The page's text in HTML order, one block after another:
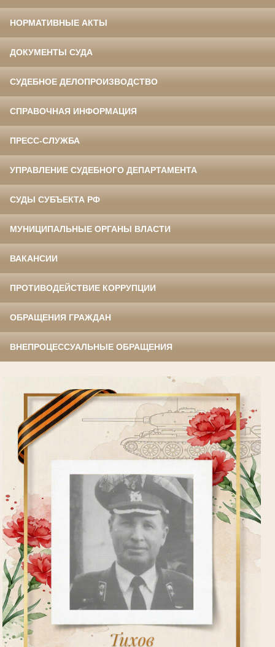
НОРМАТИВНЫЕ АКТЫ
ДОКУМЕНТЫ СУДА
СУДЕБНОЕ ДЕЛОПРОИЗВОДСТВО
СПРАВОЧНАЯ ИНФОРМАЦИЯ
ПРЕСС-СЛУЖБА
УПРАВЛЕНИЕ СУДЕБНОГО ДЕПАРТАМЕНТА
СУДЫ СУБЪЕКТА РФ
МУНИЦИПАЛЬНЫЕ ОРГАНЫ ВЛАСТИ
ВАКАНСИИ
ПРОТИВОДЕЙСТВИЕ КОРРУПЦИИ
ОБРАЩЕНИЯ ГРАЖДАН
ВНЕПРОЦЕССУАЛЬНЫЕ ОБРАЩЕНИЯ